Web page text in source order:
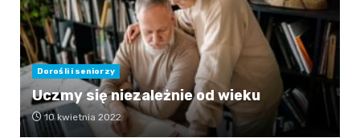
Dorośli i seniorzy
Uczmy się niezależnie od wieku
10 kwietnia 2022